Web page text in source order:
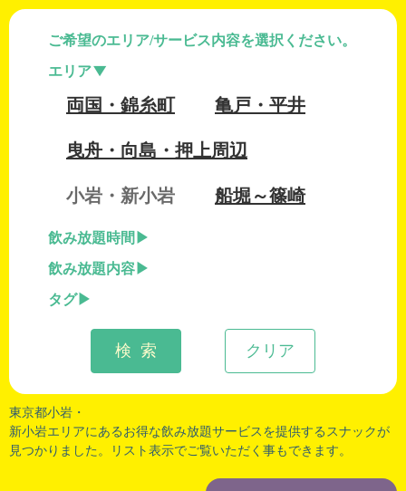
ご希望のエリア/サービス内容を選択ください。
エリア
両国・錦糸町 亀戸・平井
曳舟・向島・押上周辺
小岩・新小岩 船堀～篠崎
飲み放題時間
飲み放題内容
タグ
クリア
検 索
東京都小岩・
新小岩エリアにあるお得な飲み放題サービスを提供するスナックが
見つかりました。リスト表示でご覧いただく事もできます。